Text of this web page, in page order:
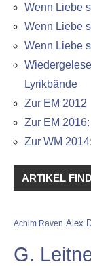
Wenn Liebe
Wenn Liebe
Wenn Liebe
Lyrikbände
Zur EM 2012
Zur EM
Zur WM
ARTIKEL
Achim Raven Alex
G.